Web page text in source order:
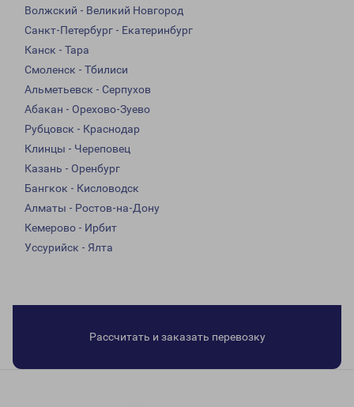
Волжский - Великий Новгород
Санкт-Петербург - Екатеринбург
Канск - Тара
Смоленск - Тбилиси
Альметьевск - Серпухов
Абакан - Орехово-Зуево
Рубцовск - Краснодар
Клинцы - Череповец
Казань - Оренбург
Бангкок - Кисловодск
Алматы - Ростов-на-Дону
Кемерово - Ирбит
Уссурийск - Ялта
Рассчитать и заказать перевозку